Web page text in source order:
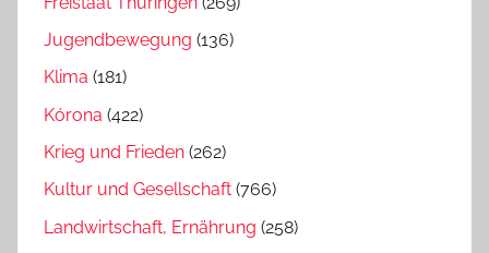
Jugendbewegung (136)
Klima (181)
Kórona (422)
Krieg und Frieden (262)
Kultur und Gesellschaft (766)
Landwirtschaft, Ernährung (258)